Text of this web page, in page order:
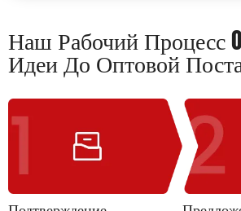
Наш Рабочий Процесс
Идеи До Оптовой